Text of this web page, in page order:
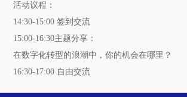
活动议程：
14:30-15:00 签到交流
15:00-16:30主题分享：
在数字化转型的浪潮中，你的机会在哪里？
16:30-17:00 自由交流